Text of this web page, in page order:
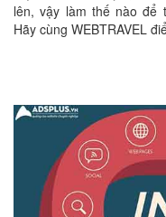
lên, vậy làm thế nào để
Hãy cùng WEBTRAVEL